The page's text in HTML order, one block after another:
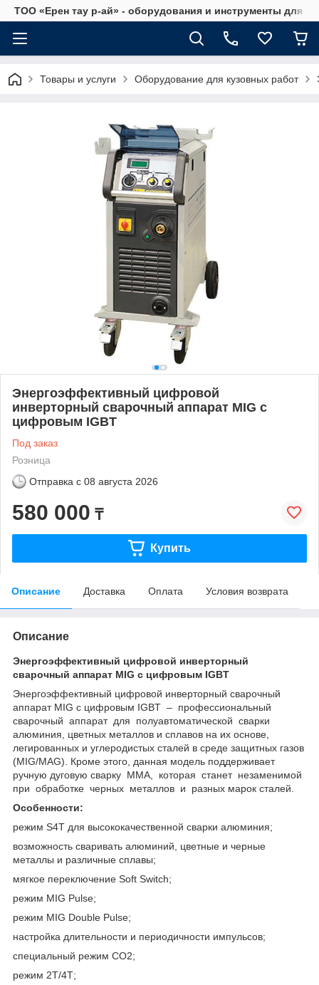
ТОО «Ерен тау р-ай» - оборудования и инструменты для
Товары и услуги Оборудование для кузовных работ
Энергоэффективный цифровой
инверторный сварочный аппарат MIG с
цифровым IGBT
Под заказ
Розница
Отправка с 08 августа 2026
580 000 ₸
Купить
Описание Доставка Оплата Условия возврата
Описание
Энергоэффективный цифровой инверторный
сварочный аппарат MIG с цифровым IGBT
Энергоэффективный цифровой инверторный сварочный
аппарат MIG с цифровым IGBT – профессиональный
сварочный аппарат для полуавтоматической сварки
алюминия, цветных металлов и сплавов на их основе,
легированных и углеродистых сталей в среде защитных газов
(MIG/MAG). Кроме этого, данная модель поддерживает
ручную дуговую сварку ММА, которая станет незаменимой
при обработке черных металлов и разных марок сталей.
Особенности:
режим S4T для высококачественной сварки алюминия;
возможность сваривать алюминий, цветные и черные
металлы и различные сплавы;
мягкое переключение Soft Switch;
режим MIG Pulse;
режим MIG Double Pulse;
настройка длительности и периодичности импульсов;
специальный режим СО2;
режим 2Т/4Т;